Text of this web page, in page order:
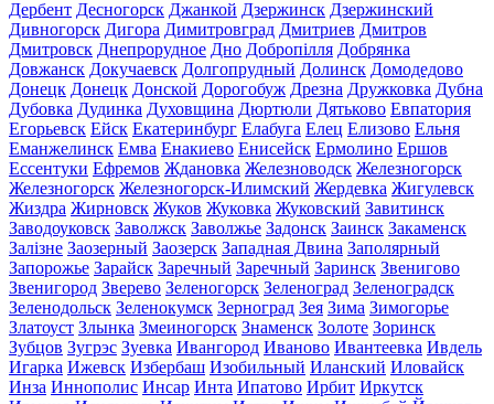
Дербент Десногорск Джанкой Дзержинск Дзержинский
Дивногорск Дигора Димитровград Дмитриев Дмитров
Дмитровск Днепрорудное Дно Добропілля Добрянка
Довжанск Докучаевск Долгопрудный Долинск Домодедово
Донецк Донецк Донской Дорогобуж Дрезна Дружковка Дубна
Дубовка Дудинка Духовщина Дюртюли Дятьково Евпатория
Егорьевск Ейск Екатеринбург Елабуга Елец Елизово Ельня
Еманжелинск Емва Енакиево Енисейск Ермолино Ершов
Ессентуки Ефремов Ждановка Железноводск Железногорск
Железногорск Железногорск-Илимский Жердевка Жигулевск
Жиздра Жирновск Жуков Жуковка Жуковский Завитинск
Заводоуковск Заволжск Заволжье Задонск Заинск Закаменск
Залізне Заозерный Заозерск Западная Двина Заполярный
Запорожье Зарайск Заречный Заречный Заринск Звенигово
Звенигород Зверево Зеленогорск Зеленоград Зеленоградск
Зеленодольск Зеленокумск Зерноград Зея Зима Зимогорье
Златоуст Злынка Змеиногорск Знаменск Золоте Зоринск
Зубцов Зугрэс Зуевка Ивангород Иваново Ивантеевка Ивдель
Игарка Ижевск Избербаш Изобильный Иланский Иловайск
Инза Иннополис Инсар Инта Ипатово Ирбит Иркутск